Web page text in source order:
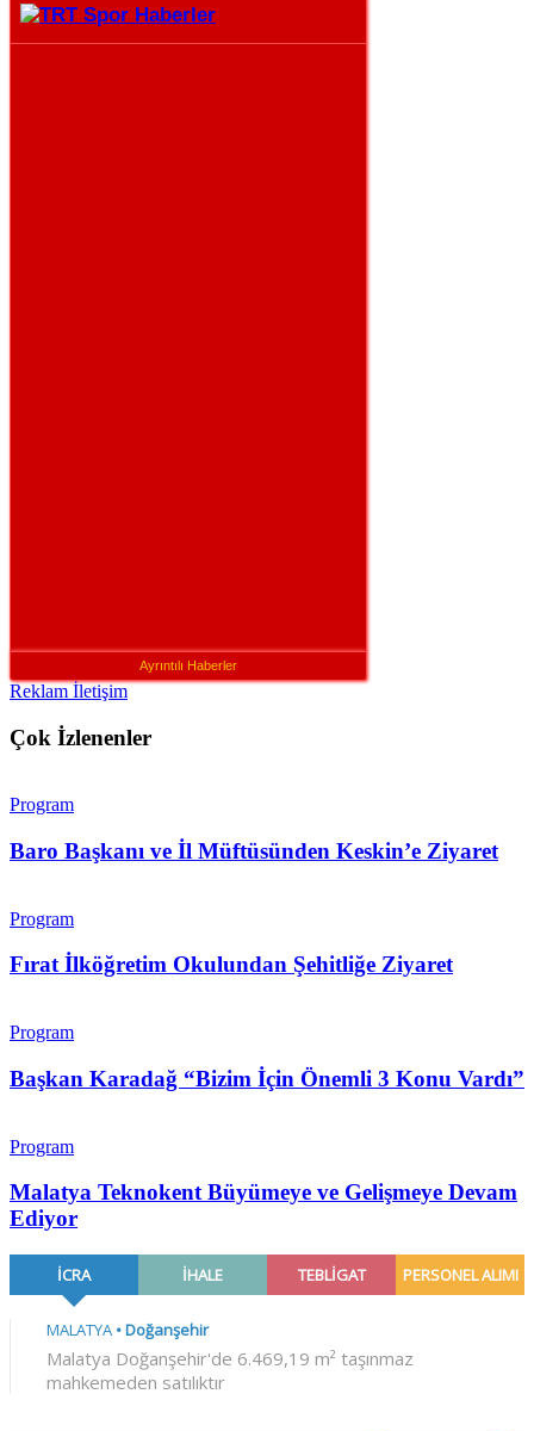
Ayrıntılı Haberler
Reklam İletişim
Çok İzlenenler
Program
Baro Başkanı ve İl Müftüsünden Keskin’e Ziyaret
Program
Fırat İlköğretim Okulundan Şehitliğe Ziyaret
Program
Başkan Karadağ “Bizim İçin Önemli 3 Konu Vardı”
Program
Malatya Teknokent Büyümeye ve Gelişmeye Devam
Ediyor